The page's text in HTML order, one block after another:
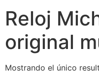
Reloj
original
Mostrando el único